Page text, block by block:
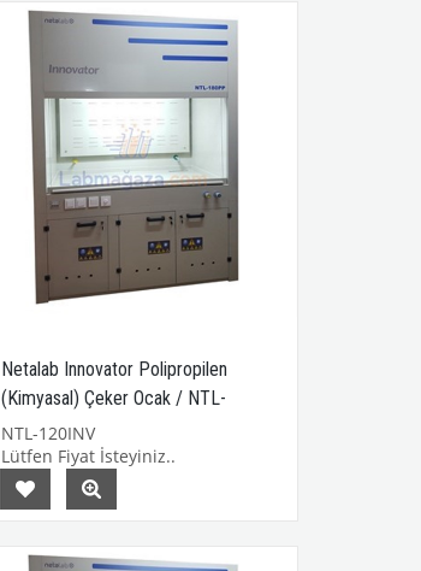
Netalab Innovator Polipropilen
(Kimyasal) Çeker Ocak / NTL-
120INV
NTL-120INV
Lütfen Fiyat İsteyiniz..